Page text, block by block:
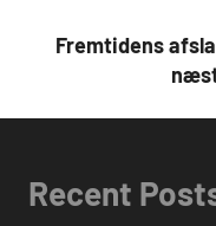
Fremtidens
Recent